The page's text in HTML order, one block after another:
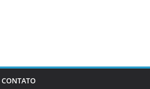
CONTATO